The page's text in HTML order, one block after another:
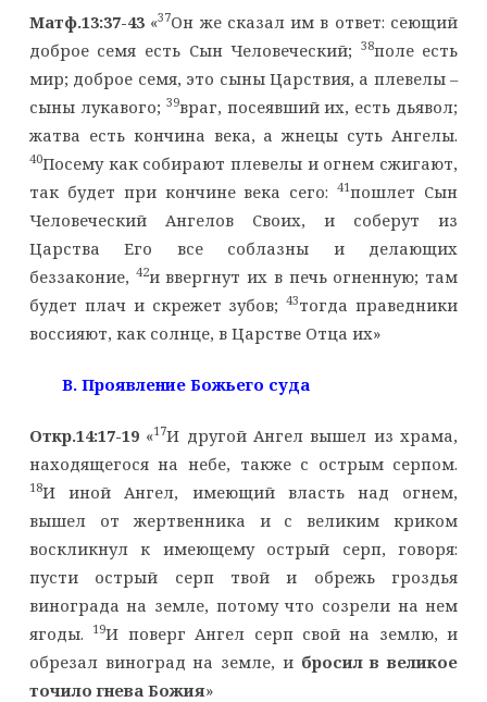
Матф.13:37-43 «37Он же сказал им в ответ: сеющий
доброе семя есть Сын Человеческий; 38поле есть
мир; доброе семя, это сыны Царствия, а плевелы –
сыны лукавого; 39враг, посеявший их, есть дьявол;
жатва есть кончина века, а жнецы суть Ангелы.
40Посему как собирают плевелы и огнем сжигают,
так будет при кончине века сего:41пошлет Сын
Человеческий Ангелов Своих, и соберут из
Царства Его все соблазны и делающих
беззаконие, 42и ввергнут их в печь огненную; там
будет плач и скрежет зубов;43тогда праведники
воссияют, как солнце, в Царстве Отца их»
B. Проявление Божьего суда
Откр.14:17-19«17И другой Ангел вышел из храма,
находящегося на небе, также с острым серпом.
18И иной Ангел, имеющий власть над огнем,
вышел от жертвенника и с великим криком
воскликнул к имеющему острый серп, говоря:
пусти острый серп твой и обрежь гроздья
винограда на земле, потому что созрели на нем
ягоды.
19И поверг Ангел серп свой на землю, и
обрезал виноград на земле, и бросил в великое
точило гнева Божия»